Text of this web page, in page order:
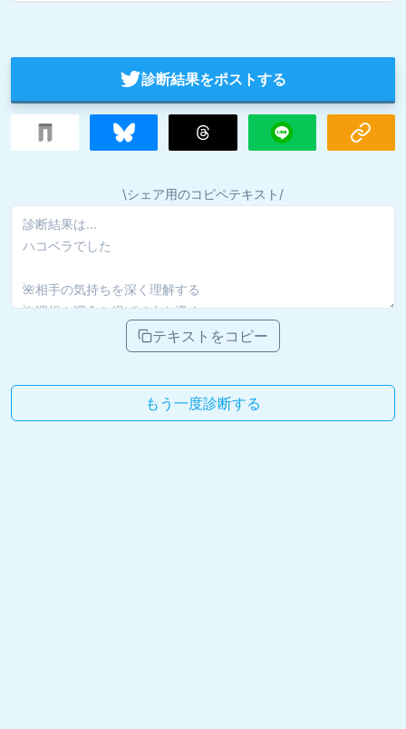
診断結果をポストする
\シェア用のコピペテキスト/
テキストをコピー
もう一度診断する